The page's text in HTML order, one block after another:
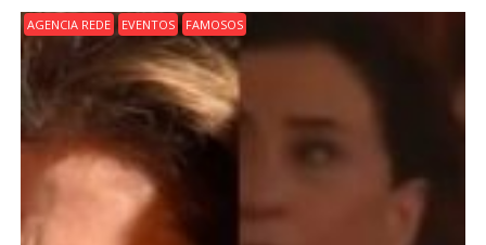
AGENCIA REDE EVENTOS FAMOSOS